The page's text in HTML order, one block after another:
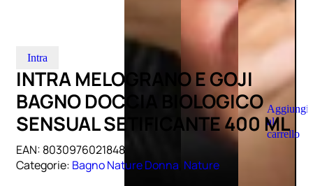
Aggiungi
al
carrello
Intra
INTRA MELOGRANO E GOJI
BAGNO DOCCIA BIOLOGICO
SENSUAL SETIFICANTE 400 ML
EAN: 8030976021848
Categorie: Bagno Nature Donna Nature